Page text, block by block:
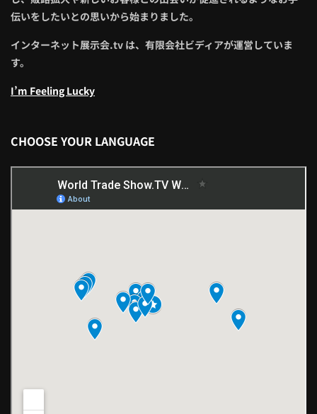
伝いをしたいとの思いから始まりました。
インターネット展示会.tv は、有限会社ビディアが運営していま
す。
I’m Feeling Lucky
CHOOSE YOUR LANGUAGE